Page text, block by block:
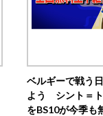
ベルギーで戦う
よう シント＝
をBS10が今季も